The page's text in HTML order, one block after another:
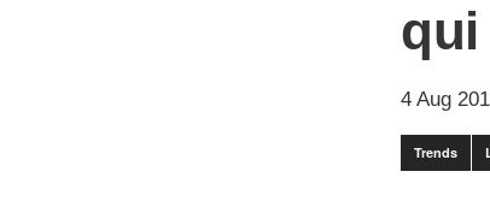
qui
4 Aug
Trends